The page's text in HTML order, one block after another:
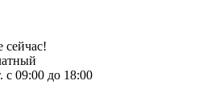
сейчас!
с 09:00 до 18:00